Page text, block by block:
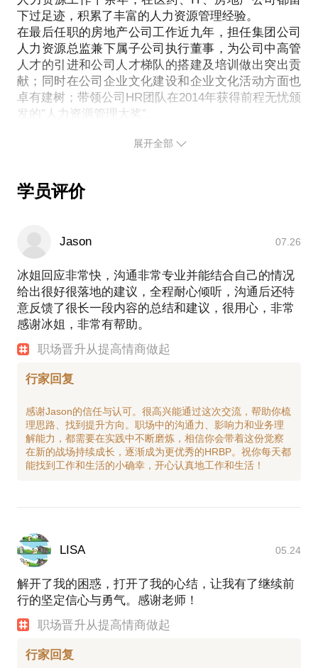
十几年积累的面试知识和经验帮助你清晰认知自我，
准确定位职业方向，顺利找到心仪的工作。愿我们有
缘相识！
流互动，对情商在职场所起的作用有着深刻的认知。
2015年我师从台湾著名情商专家张筠云博士学习，取
得了《职场情商》的教练资格证。
如果你有职场情商方面的困惑，想通过提高情商去改
变自我，提升个人职场竞争力，我能给你提供以下帮
助：
帮你客观分析在职场中遇到的问题，清晰认知自己在
教你几种实用的提高情商的方法，去有效运用于工作
帮你规划后续情商提升方案并督促持续践行。
下过足迹，积累了丰富的人力资源管理经验。
在最后任职的房地产公司工作近九年，担任集团公司
人力资源总监兼下属子公司执行董事，为公司中高管
人才的引进和公司人才梯队的搭建及培训做出突出贡
献；同时在公司企业文化建设和企业文化活动方面也
卓有建树；带领公司HR团队在2014年获得前程无忧颁
发的”人力资源管理大奖”。
展开全部
学员评价
Jason 07.26
冰姐回应非常快，沟通非常专业并能结合自己的情况
给出很好很落地的建议，全程耐心倾听，沟通后还特
意反馈了很长一段内容的总结和建议，很用心，非常
感谢冰姐，非常有帮助。
职场晋升从提高情商做起
行家回复
感谢Jason的信任与认可。很高兴能通过这次交流，帮助你梳
理思路、找到提升方向。职场中的沟通力、影响力和业务理
解能力，都需要在实践中不断磨炼，相信你会带着这份觉察
在新的战场持续成长，逐渐成为更优秀的HRBP。祝你每天都
LISA 05.24
解开了我的困惑，打开了我的心结，让我有了继续前
行的坚定信心与勇气。感谢老师！
职场晋升从提高情商做起
行家回复